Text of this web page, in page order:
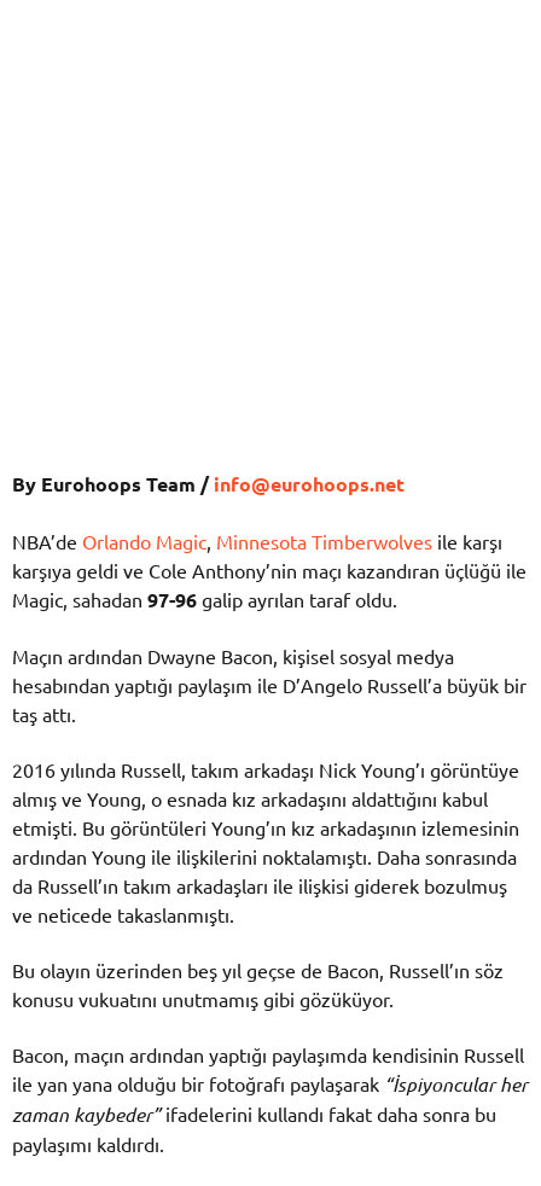
By Eurohoops Team /info@eurohoops.net
NBA’de Orlando Magic Minnesota Timberwolves ile karşı
karşıya geldi ve Cole Anthony’nin maçı kazandıran üçlüğü ile
Magic, sahadan 97-96 galip ayrılan taraf oldu.
Maçın ardından Dwayne Bacon, kişisel sosyal medya
hesabından yaptığı paylaşım ile D’Angelo Russell’a büyük bir
taş attı.
2016 yılında Russell, takım arkadaşı Nick Young’ı görüntüye
almış ve Young, o esnada kız arkadaşını aldattığını kabul
etmişti. Bu görüntüleri Young’ın kız arkadaşının izlemesinin
ardından Young ile ilişkilerini noktalamıştı. Daha sonrasında
da Russell’ın takım arkadaşları ile ilişkisi giderek bozulmuş
ve neticede takaslanmıştı.
Bu olayın üzerinden beş yıl geçse de Bacon, Russell’ın söz
konusu vukuatını unutmamış gibi gözüküyor.
Bacon, maçın ardından yaptığı paylaşımda kendisinin Russell
ile yan yana olduğu bir fotoğrafı paylaşarak “İspiyoncular her
zaman kaybeder”ifadelerini kullandı fakat daha sonra bu
paylaşımı kaldırdı.